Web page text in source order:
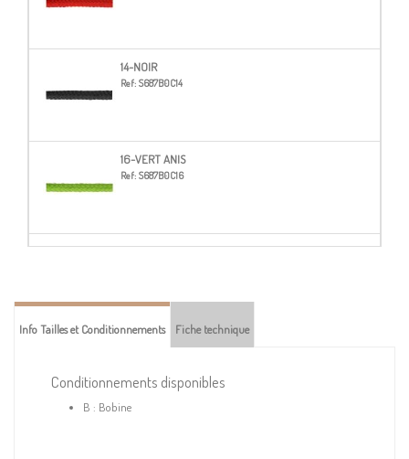
14-NOIR
Ref: S687B0C14
16-VERT ANIS
Ref: S687B0C16
20-BLEU ACIER
Info Tailles et Conditionnements Fiche technique
Conditionnements disponibles
B : Bobine